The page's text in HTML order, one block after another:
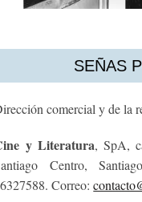
SEÑAS
comercial y de la
y Literatura, SpA,
Centro,
Correo: